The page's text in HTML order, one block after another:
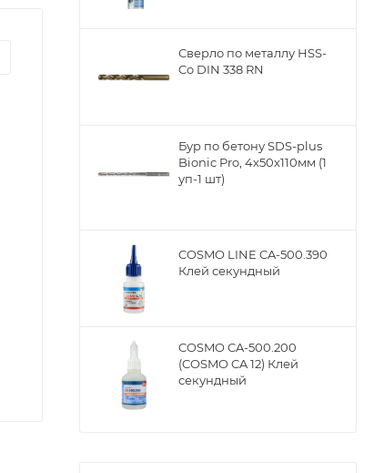
Сверло по металлу НSS-
Co DIN 338 RN
Бур по бетону SDS-plus
Bionic Pro, 4х50х110мм (1
уп-1 шт)
COSMO LINE CA-500.390
Клей секундный
COSMO CA-500.200
(COSMO CA 12) Клей
секундный